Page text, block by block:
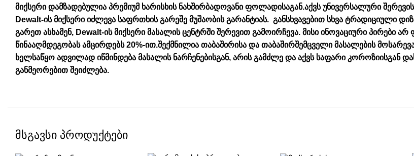
მიქსერი დამზადებულია პრემიუმ ხარისხის ნახშირბადოვანი ფოლადისაგან.აქვს უნივერსალური
Dewalt-ის მიქსერი იძლევა საფრთხის გარეშე მუშაობის გარანტიას. განსხვავებით სხვა ტრადიციული
გარეთ ასხამენ, Dewalt-ის მიქსერი მასალის ცენტრში შერევით გამოირჩევა. მისი ინოვაციური პირები
წინააღმდეგობას ამცირდებს 20%-ით.შექმნილია თაბაშირისა და თაბაშირშემცველი მასალების
ხელსაწყო ადვილად იწმინდება მასალის ნარჩენებისგან, არის გამძლე და აქვს საფარი კოროზიისგან
განმეორებით შეიძლება.
მსგავსი პროდუქტები